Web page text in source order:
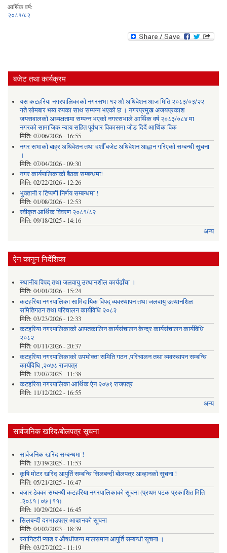
आर्थिक वर्ष:
२०८१/८२
बजेट तथा कार्यक्रम
यस कटहरिया नगरपालिकाको नगरसभा १२ औ अधिवेशन आज मिति २०८३/०३/२२
गते सोमबार भब्य रुपका साथ सम्पन्न भएको छ । नगरप्रमुख अजयप्रकाश
जयसवालको अध्यक्षतामा सम्पन्न भएको नगरसभाले आर्थिक वर्ष २०८३/०८४ मा
नगरको सामाजिक न्याय सहित पूर्वधार विकासमा जोड दिदैं आर्थिक विक
मिति: 07/06/2026 - 16:55
नगर सभाको बाह्र अधिवेशन तथा दशौँ बजेट अधिवेशन आह्वान गरिएको सम्बन्धी सूचना
।
मिति: 07/04/2026 - 09:30
नगर कार्यपालिकाको बैठक सम्बन्धमा!
मिति: 02/22/2026 - 12:26
भुक्तानी र टिप्पणी निर्णय सम्बन्धमा !
मिति: 01/08/2026 - 12:53
स्वीकृत आर्थिक विवरण २०८१/८२
मिति: 09/18/2025 - 14:16
अन्य
ऐन कानुन निर्देशिका
स्थानीय विपद् तथा जलवायु उत्थानशील कार्यढाँचा ।
मिति: 04/01/2026 - 15:24
कटहरिया नगरपालिका सामिदायिक विपद् व्यवस्थापन तथा जलवायु उत्थानशिल
समितिगठन तथा परिचालन कार्यविधि २०८२
मिति: 03/23/2026 - 12:33
कटहरिया नगरपालिकाको आपतकालिन कार्यसंचालन केन्द्र कार्यसंचालन कार्यविधि
२०८२
मिति: 01/11/2026 - 20:37
कटहरिया नगरपालिकाको उपभोक्ता समिति गठन ,परिचालन तथा व्यवस्थापन सम्बन्धि
कार्यविधि ,२०७८ राजपत्र
मिति: 12/07/2025 - 11:38
कटहरिया नगरपालिका आर्थिक ऐन २०७९ राजपत्र
मिति: 11/12/2022 - 16:55
अन्य
सार्वजनिक खरिद/बोलपत्र सूचना
सार्वजनिक खरिद सम्बन्धमा !
मिति: 12/19/2025 - 11:53
कृषि मोटर खरिद आपुर्ति सम्बन्धि सिलबन्दी बोलपत्र आव्हानको सूचना !
मिति: 05/21/2025 - 16:47
बजार ठेक्का सम्बन्धी कटहरिया नगरपालिकाको सूचना (प्रथम पटक प्रकाशित मिति
-२०८१।०७।११)
मिति: 10/29/2024 - 16:45
सिलबन्दी दरभाउपत्र आव्हानको सूचना
मिति: 04/02/2023 - 18:39
स्यानिटरी प्याड र ‌औषधीजन्य मालसमान आपुर्ति सम्बन्धी सूचना ।
मिति: 03/27/2022 - 11:19